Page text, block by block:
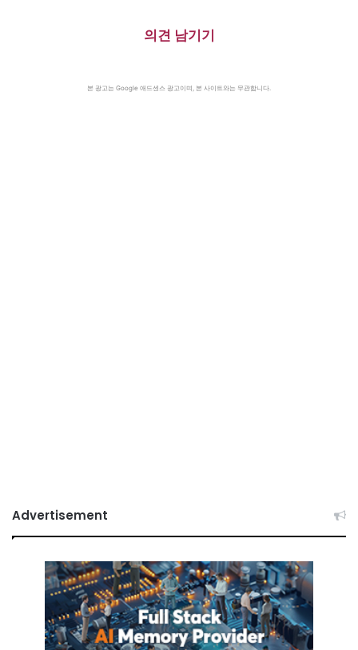
의견 남기기
본 광고는 Google 애드센스 광고이며, 본 사이트와는 무관합니다.
Advertisement